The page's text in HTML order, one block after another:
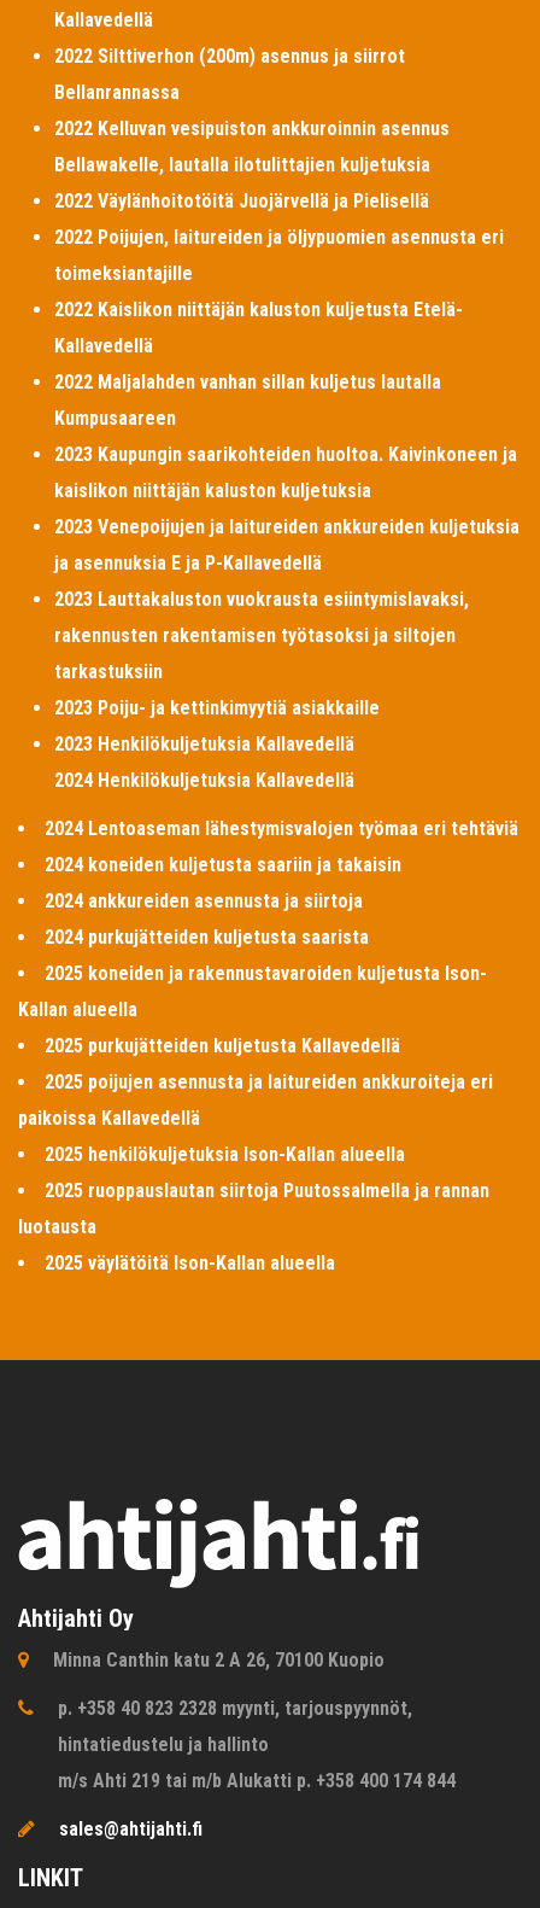
Kallavedellä
2022 Silttiverhon (200m) asennus ja siirrot
Bellanrannassa
2022 Kelluvan vesipuiston ankkuroinnin asennus
Bellawakelle, lautalla ilotulittajien kuljetuksia
2022 Väylänhoitotöitä Juojärvellä ja Pielisellä
2022 Poijujen, laitureiden ja öljypuomien asennusta eri
toimeksiantajille
2022 Kaislikon niittäjän kaluston kuljetusta Etelä-
Kallavedellä
2022 Maljalahden vanhan sillan kuljetus lautalla
Kumpusaareen
2023 Kaupungin saarikohteiden huoltoa. Kaivinkoneen ja
kaislikon niittäjän kaluston kuljetuksia
2023 Venepoijujen ja laitureiden ankkureiden kuljetuksia
ja asennuksia E ja P-Kallavedellä
2023 Lauttakaluston vuokrausta esiintymislavaksi,
rakennusten rakentamisen työtasoksi ja siltojen
tarkastuksiin
2023 Poiju- ja kettinkimyytiä asiakkaille
2023 Henkilökuljetuksia Kallavedellä
2024 Henkilökuljetuksia Kallavedellä
2024 Lentoaseman lähestymisvalojen työmaa eri tehtäviä
2024 koneiden kuljetusta saariin ja takaisin
2024 ankkureiden asennusta ja siirtoja
2024 purkujätteiden kuljetusta saarista
2025 koneiden ja rakennustavaroiden kuljetusta Ison-
Kallan alueella
2025 purkujätteiden kuljetusta Kallavedellä
2025 poijujen asennusta ja laitureiden ankkuroiteja eri
paikoissa Kallavedellä
2025 henkilökuljetuksia Ison-Kallan alueella
2025 ruoppauslautan siirtoja Puutossalmella ja rannan
luotausta
2025 väylätöitä Ison-Kallan alueella
Ahtijahti Oy
Minna Canthin katu 2 A 26, 70100 Kuopio
p. +358 40 823 2328 myynti, tarjouspyynnöt,
hintatiedustelu ja hallinto
m/s Ahti 219 tai m/b Alukatti p. +358 400 174 844
sales@ahtijahti.fi
LINKIT